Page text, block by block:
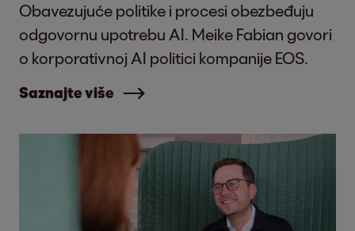
Obavezujuće politike i procesi obezbeđuju
odgovornu upotrebu AI. Meike Fabian govori
o korporativnoj AI politici kompanije EOS.
Saznajte više